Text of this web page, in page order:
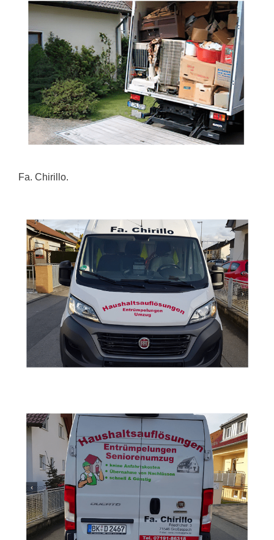
Fa. Chirillo.